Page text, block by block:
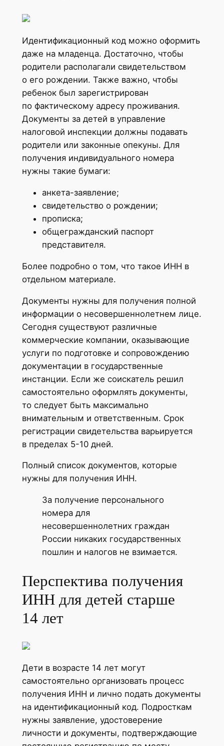
Идентификационный код можно оформить
даже на младенца. Достаточно, чтобы
родители располагали свидетельством
о его рождении. Также важно, чтобы
ребенок был зарегистрирован
по фактическому адресу проживания.
Документы за детей в управление
налоговой инспекции должны подавать
родители или законные опекуны. Для
получения индивидуального номера
нужны такие бумаги:
анкета-заявление;
свидетельство о рождении;
прописка;
общегражданский паспорт
представителя.
Более подробно о том, что такое ИНН в
отдельном материале.
Документы нужны для получения полной
информации о несовершеннолетнем лице.
Сегодня существуют различные
коммерческие компании, оказывающие
услуги по подготовке и сопровождению
документации в государственные
инстанции. Если же соискатель решил
самостоятельно оформлять документы,
то следует быть максимально
внимательным и ответственным. Срок
регистрации свидетельства варьируется
в пределах 5-10 дней.
Полный список документов, которые
нужны для получения ИНН.
За получение персонального
номера для
несовершеннолетних граждан
России никаких государственных
пошлин и налогов не взимается.
Перспектива получения
ИНН для детей старше
14 лет
Дети в возрасте 14 лет могут
самостоятельно организовать процесс
получения ИНН и лично подать документы
на идентификационный код. Подросткам
нужны заявление, удостоверение
личности и документы, подтверждающие